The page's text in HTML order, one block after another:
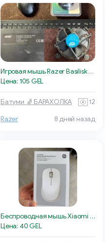
Игровая мышь Razer Basilisk X Hyperspeed
Цена: 105 GEL
Батуми 🧦 БАРАХОЛКА 12
Razer 8 дней назад
Беспроводная мышь Xiaomi Dual-mode Wireless Mouse 2
Цена: 40 GEL